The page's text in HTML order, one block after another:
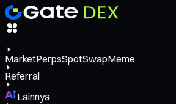
MarketPerpsSpotSwapMeme
Referral
Lainnya